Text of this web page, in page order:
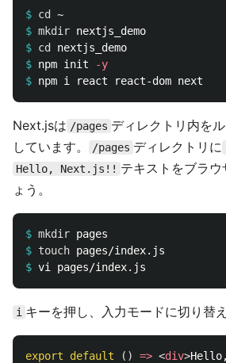
$ cd
$ mkdir
$ cd
$ npm init
-y
$
Next.jsは /pages ディレクトリ内を
しています。
/pages ディレクトリに
Hello, Next.js!! テキストをブラ
ょう。
$ mkdir
$ touch
$
i キーを押し、入力モードに切り替え
export default () => <div>